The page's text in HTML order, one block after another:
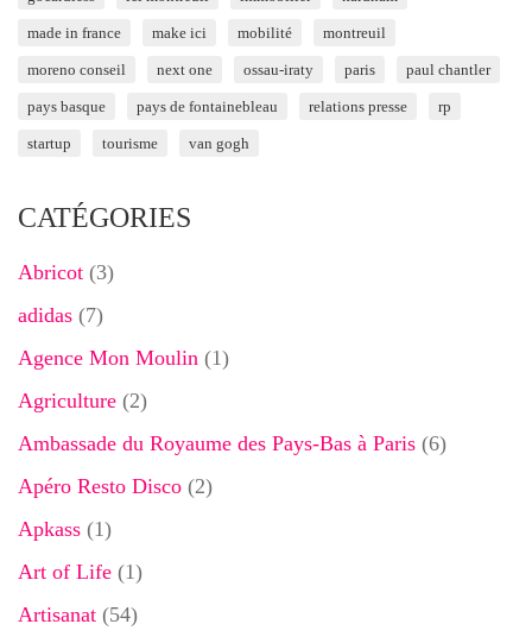
made in france make ici mobilité montreuil
moreno conseil next one ossau-iraty paris paul chantler
pays basque pays de fontainebleau relations presse rp
startup tourisme van gogh
CATÉGORIES
Abricot (3)
adidas (7)
Agence Mon Moulin (1)
Agriculture (2)
Ambassade du Royaume des Pays-Bas à Paris (6)
Apéro Resto Disco (2)
Apkass (1)
Art of Life (1)
Artisanat (54)